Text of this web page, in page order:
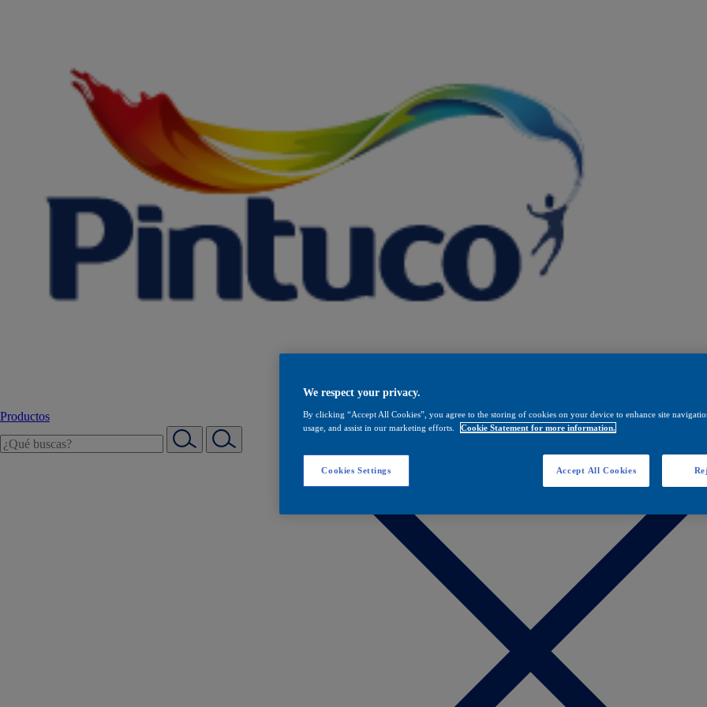
Productos
We respect your privacy.
By clicking “Accept All Cookies”, you agree to the storing of cookies on your device to enhance site
usage, and assist in our marketing efforts.
Cookie Statement for more information.
Cookies Settings Accept All Cookies